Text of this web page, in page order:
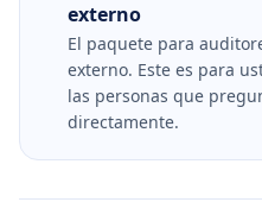
externo
El paquete para
externo. Este es para
las personas que
directamente.